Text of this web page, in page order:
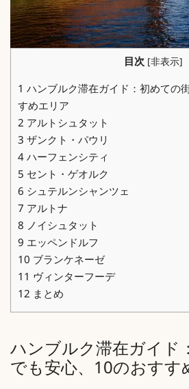
目次[非表示]
1 ハンブルク滞在ガイド：初めての
すめエリア
2アルトシュタット
3ザンクト・パウリ
4ハーフェンシティ
5セント・ゲオルク
6シュテルンシャンツェ
7アルトナ
8 ノイシュタット
9エッペンドルフ
10ブランケネーゼ
11 ヴィンターフーデ
12 まとめ
ハンブルク滞在ガイド
でも安心、10のおすす